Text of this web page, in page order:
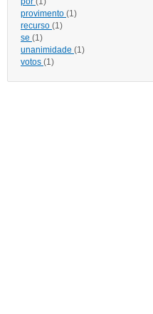
provimento (1)
recurso (1)
se (1)
unanimidade (1)
votos (1)